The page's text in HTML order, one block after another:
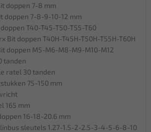
doppen 7-8 mm
doppen 7-8-9-10-12 mm
T40-T45-T50-T55-T60
Bit doppen T40H-T45H-T50H-T55H-T60H
doppen M5-M6-M8-M9-M10-M12
tanden
ratel 30 tanden
75-150 mm
165 mm
16-18-20.6 mm
sleutels 1.27-1.5-2-2.5-3-4-5-6-8-10